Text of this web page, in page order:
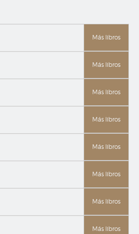
Más libros
Más libros
Más libros
Más libros
Más libros
Más libros
Más libros
Más libros